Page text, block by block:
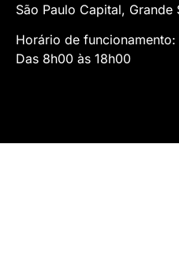
São Paulo Capital, Grande
Horário de funcionamento:
Das 8h00 às 18h00